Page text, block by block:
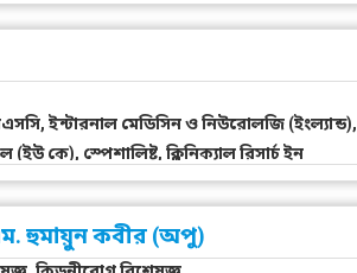
ইন্টারনাল মেডিসিন ও নিউরোলজি (ইংল্যান্ড),
কে), স্পেশালিষ্ট, ক্লিনিক্যাল রিসার্চ ইন
কনসাল্টেন্ট (নিউরোলজী)
হুমায়ুন কবীর (অপু)